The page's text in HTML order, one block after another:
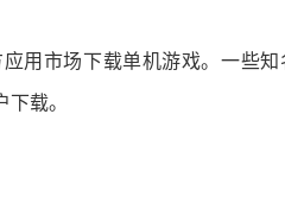
用市场下载单机游戏。一些
载。